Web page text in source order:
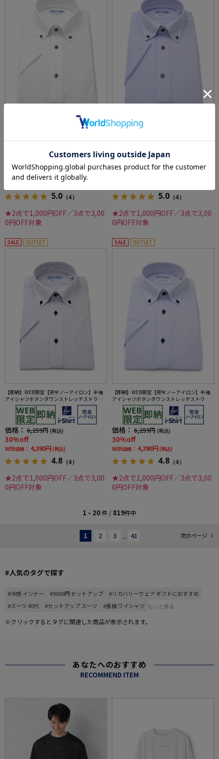
【即納】WEB限定【完全ノーアイロン】半袖
shirtワイシャツ春夏
価格： 6,259円 (税込)
30%off
(税込)
5.0 （4）
★2点で1,000円OFF／3点で3,00
0円OFF対象
【即納】WEB限定【完全ノーアイロン】半袖
shirtワイシャツ春夏
価格：6,259円 (税込)
30%off
5.0 （4）
★2点で1,000円OFF／3点で3,00
0円OFF対象
SALE OUTLET
【即納】WEB限定【完全ノーアイロン】半袖
アイシャツボタンダウンストレッチストライ
プi-shirtワイシャツ春夏
価格： 6,259円 (税込)
30%off
WEB価格： 4,390円 (税込)
4.8 （4）
★2点で1,000円OFF／3点で3,00
0円OFF対象
SALE OUTLET
【即納】WEB限定【完全ノーアイロン】半袖
アイシャツボタンダウンストレッチストライ
プi-shirtワイシャツ春夏
価格： 6,259円 (税込)
30%off
WEB価格： 4,390円 (税込)
4.8 （4）
★2点で1,000円OFF／3点で3,00
0円OFF対象
1 - 20件 / 819件中
1 2 3 ... 41 次のページ
#人気のタグで探す
#冷感 インナー #9000円 セットアップ
#リカバリーウェア ギフトにおすすめ
#スーツ 40代
#セットアップ スーツ #長袖 ワイシャツ もっと見る
※クリックするとタグに関連した商品が表示されます。
あなたへのおすすめ
RECOMMEND ITEM